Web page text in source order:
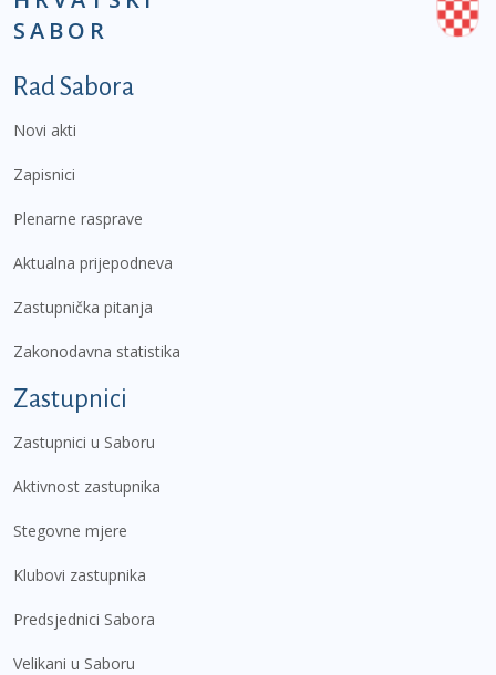
SABOR
Podnožje prvi izbornik
Rad Sabora
Novi akti
Zapisnici
Plenarne rasprave
Aktualna prijepodneva
Zastupnička pitanja
Zakonodavna statistika
Zastupnici
Zastupnici u Saboru
Aktivnost zastupnika
Stegovne mjere
Klubovi zastupnika
Predsjednici Sabora
Velikani u Saboru